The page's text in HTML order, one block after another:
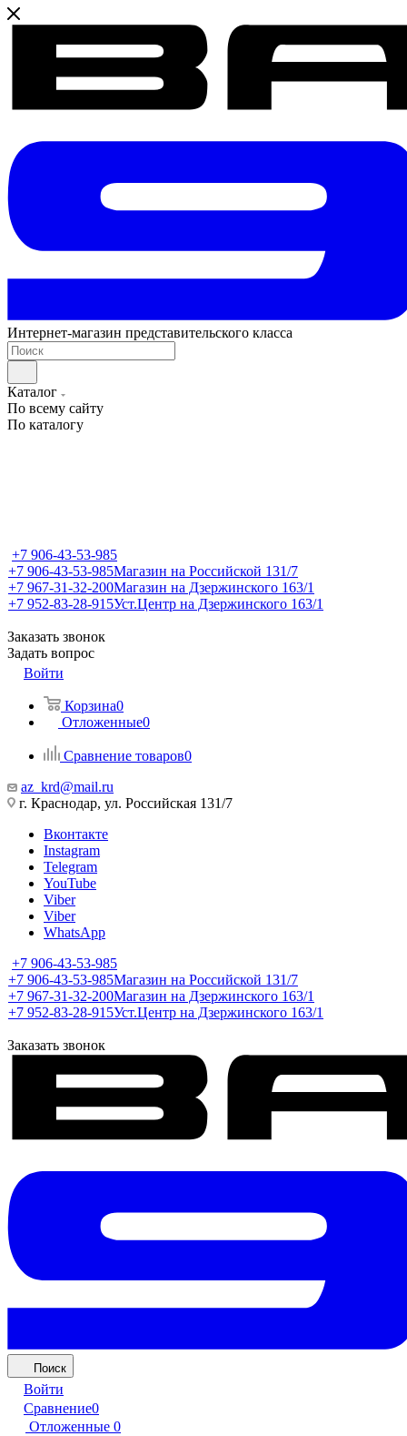
Интернет-магазин представительского класса
Каталог
По всему сайту
По каталогу
+7 906-43-53-985
+7 906-43-53-985Магазин на Российской 131/7
+7 967-31-32-200Магазин на Дзержинского 163/1
+7 952-83-28-915Уст.Центр на Дзержинского 163/1
Заказать звонок
Задать вопрос
Войти
Корзина0
Отложенные0
Сравнение товаров0
az_krd@mail.ru
г. Краснодар, ул. Российская 131/7
Вконтакте
Instagram
Telegram
YouTube
Viber
Viber
WhatsApp
+7 906-43-53-985
+7 906-43-53-985Магазин на Российской 131/7
+7 967-31-32-200Магазин на Дзержинского 163/1
+7 952-83-28-915Уст.Центр на Дзержинского 163/1
Заказать звонок
Поиск
Войти
Сравнение0
Отложенные 0